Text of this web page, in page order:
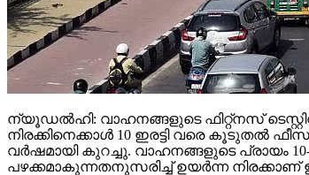
ന്യൂഡല്‍ഹി: വാഹനങ്ങളുടെ ഫിറ്റ്‌നസ്
നിരക്കിനെക്കാള്‍ 10 ഇരട്ടി വരെ കൂടുതല്‍
വര്‍ഷമായി കുറച്ചു. വാഹനങ്ങളുടെ പ്രായം 10-
പഴക്കമാകുന്നതനുസരിച്ച് ഉയര്‍ന്ന